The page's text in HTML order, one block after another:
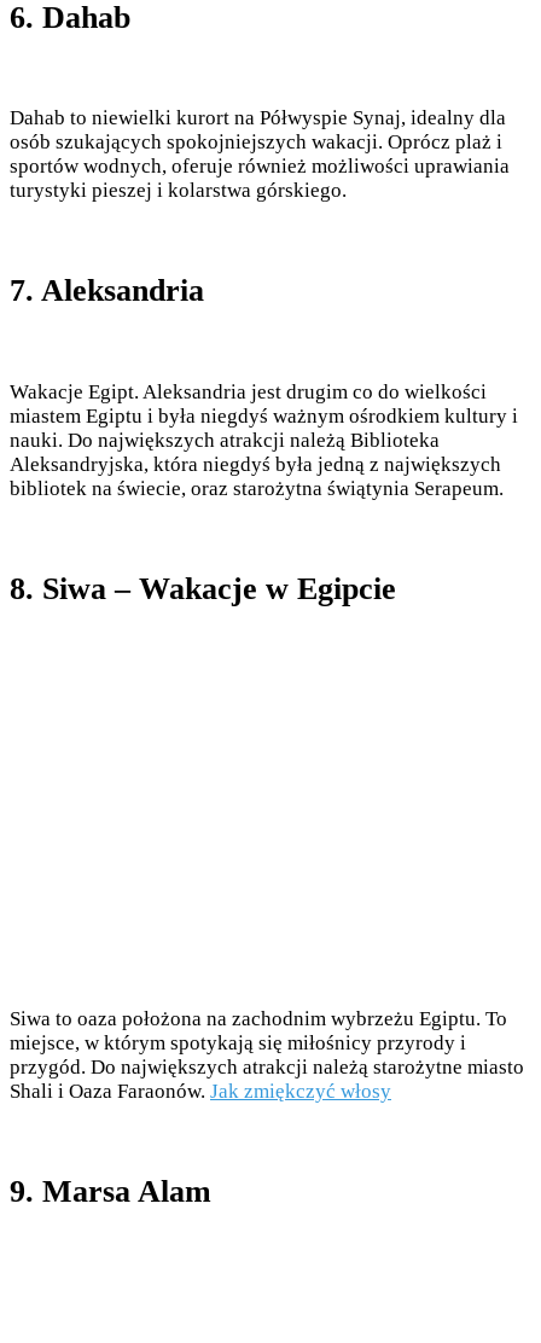
6. Dahab
Dahab to niewielki kurort na Półwyspie Synaj, idealny dla
osób szukających spokojniejszych wakacji. Oprócz plaż i
sportów wodnych, oferuje również możliwości uprawiania
turystyki pieszej i kolarstwa górskiego.
7. Aleksandria
Wakacje Egipt. Aleksandria jest drugim co do wielkości
miastem Egiptu i była niegdyś ważnym ośrodkiem kultury i
nauki. Do największych atrakcji należą Biblioteka
Aleksandryjska, która niegdyś była jedną z największych
bibliotek na świecie, oraz starożytna świątynia Serapeum.
8. Siwa – Wakacje w Egipcie
Siwa to oaza położona na zachodnim wybrzeżu Egiptu. To
miejsce, w którym spotykają się miłośnicy przyrody i
przygód. Do największych atrakcji należą starożytne miasto
Shali i Oaza Faraonów. Jak zmiękczyć włosy
9. Marsa Alam